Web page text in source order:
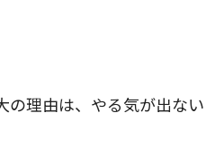
の理由は、やる気が出ない